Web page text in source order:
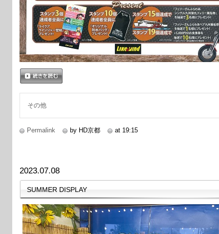
その他
Permalink by HD京都 at 19:15
2023.07.08
SUMMER DISPLAY